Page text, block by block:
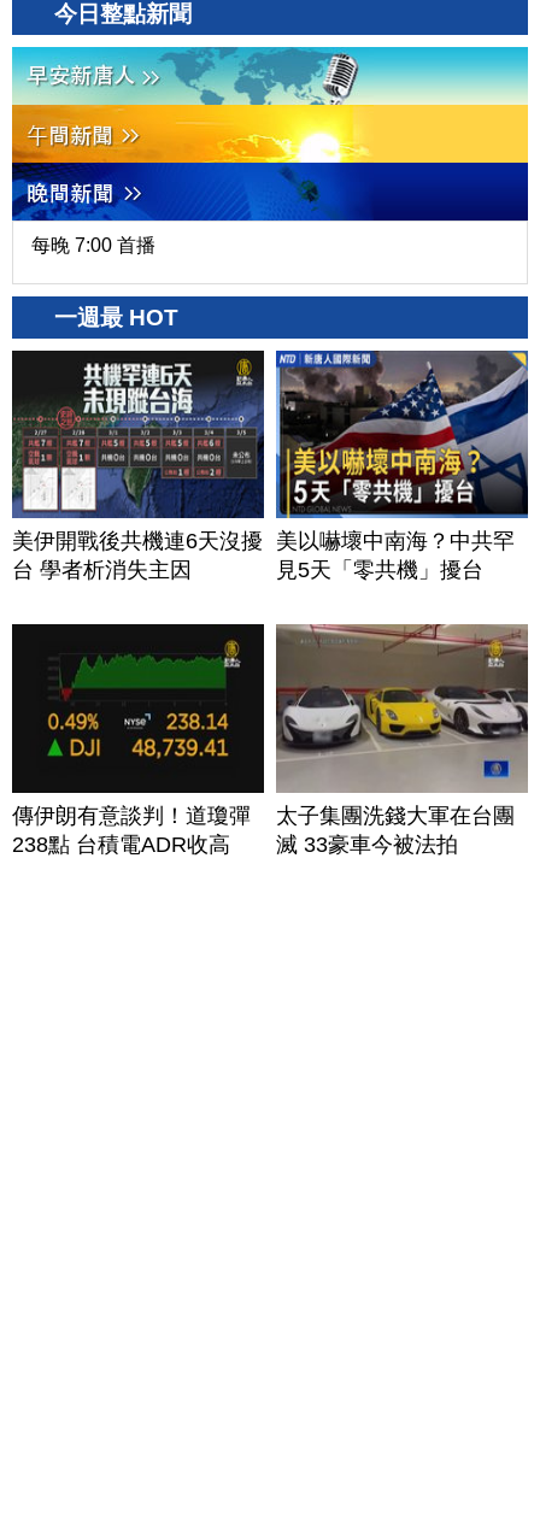
今日整點新聞
每晚 7:00 首播
一週最 HOT
美伊開戰後共機連6天沒擾
台 學者析消失主因
美以嚇壞中南海？中共罕
見5天「零共機」擾台
傳伊朗有意談判！道瓊彈
238點 台積電ADR收高
太子集團洗錢大軍在台團
滅 33豪車今被法拍